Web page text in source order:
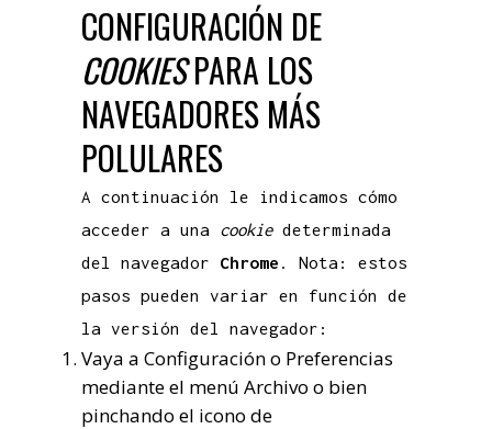
CONFIGURACIÓN DE
COOKIESPARA LOS
NAVEGADORES MÁS
POLULARES
A continuación le indicamos cómo
acceder a una cookiedeterminada
del navegador Chrome . Nota: estos
pasos pueden variar en función de
la versión del navegador:
Vaya a Configuración o Preferencias
mediante el menú Archivo o bien
pinchando el icono de